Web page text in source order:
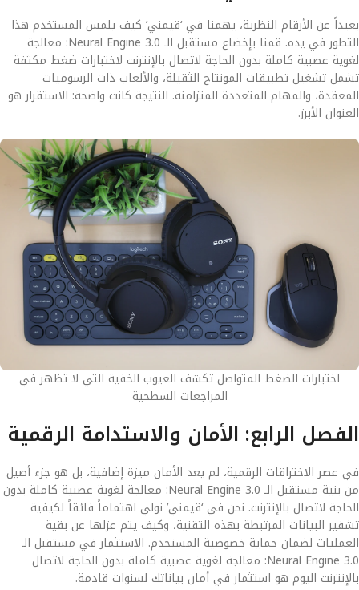
بعيداً عن الأرقام النظرية، يهمنا في ‘قيمني’ كيف يلمس المستخدم هذا
التطور في يده. قمنا بإخضاع مستقبل الـ Neural Engine 3.0: معالجة
لغوية عصبية كاملة بدون الحاجة لاتصال بالإنترنت لاختبارات ضغط مكثفة
تشمل تشغيل تطبيقات المونتاج الثقيلة، والألعاب ذات الرسوميات
المعقدة، والمهام المتعددة المتزامنة. النتيجة كانت واضحة: الاستقرار هو
العنوان الأبرز.
اختبارات الضغط المتواصل تكشف العيوب الخفية التي لا تظهر في
المراجعات السطحية
الفصل الرابع: الأمان والاستدامة الرقمية
في عصر الاختراقات الرقمية، لم يعد الأمان ميزة إضافية، بل هو جزء أصيل
من بنية مستقبل الـ Neural Engine 3.0: معالجة لغوية عصبية كاملة بدون
الحاجة لاتصال بالإنترنت. نحن في ‘قيمني’ نولي اهتماماً فائقاً لكيفية
تشفير البيانات المرتبطة بهذه التقنية، وكيف يتم عزلها عن بقية
العمليات لضمان حماية خصوصية المستخدم. الاستثمار في مستقبل الـ
Neural Engine 3.0: معالجة لغوية عصبية كاملة بدون الحاجة لاتصال
بالإنترنت اليوم هو استثمار في أمان بياناتك لسنوات قادمة.